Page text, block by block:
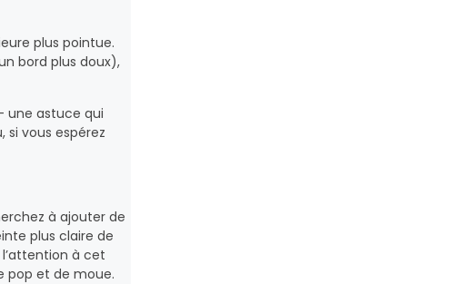
plus pointue.
bord plus doux),
une astuce qui
vous espérez
à ajouter de
plus claire de
à cet
pop et de moue.